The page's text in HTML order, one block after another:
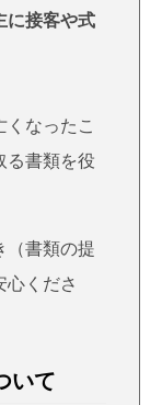
に接客や式
くなったこ
る書類を役
（書類の提
心くださ
いて